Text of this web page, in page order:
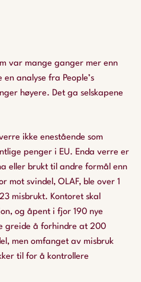
var mange ganger mer enn
analyse fra People’s
høyere. Det ga selskapene
ikke enestående som
penger i EU. Enda verre er
eller brukt til andre formål enn
mot svindel, OLAF, ble over 1
misbrukt. Kontoret skal
og åpent i fjor 190 nye
greide å forhindre at 200
men omfanget av misbruk
til for å kontrollere